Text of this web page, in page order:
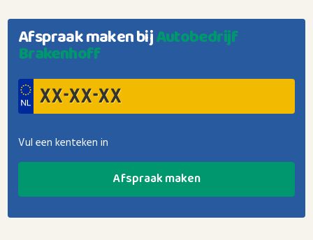
Afspraak maken bijAutobedrijf
Brakenhoff
Vul een kenteken in
Afspraak maken